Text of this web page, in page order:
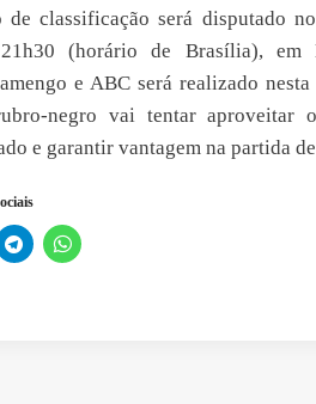
classificação será disputado
(horário de Brasília), em
e ABC será realizado
negro vai tentar aproveitar
e garantir vantagem na partida